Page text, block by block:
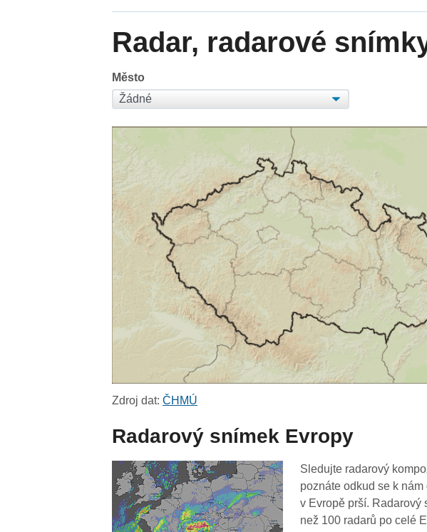
Radar, radarové
Město
Zdroj dat:ČHMÚ
Radarový snímek Evropy
Sledujte radarový
poznáte odkud se k
v Evropě prší. Radarový
než 100 radarů po celé